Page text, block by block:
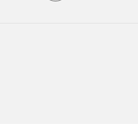
参照产品说明书中的保存条
SCIENTIFIC常规库